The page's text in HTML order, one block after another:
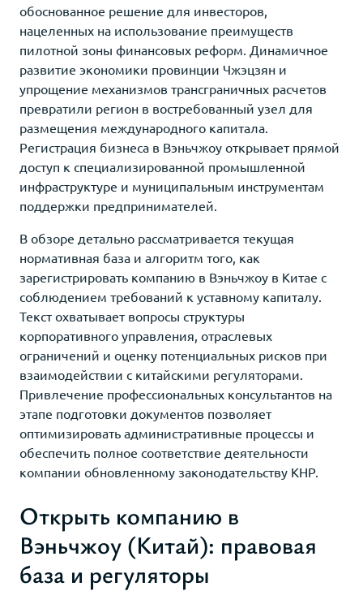
обоснованное решение для инвесторов,
нацеленных на использование преимуществ
пилотной зоны финансовых реформ. Динамичное
развитие экономики провинции Чжэцзян и
упрощение механизмов трансграничных расчетов
превратили регион в востребованный узел для
размещения международного капитала.
Регистрация бизнеса в Вэньчжоу открывает прямой
доступ к специализированной промышленной
инфраструктуре и муниципальным инструментам
поддержки предпринимателей.
В обзоре детально рассматривается текущая
нормативная база и алгоритм того, как
зарегистрировать компанию в Вэньчжоу в Китае с
соблюдением требований к уставному капиталу.
Текст охватывает вопросы структуры
корпоративного управления, отраслевых
ограничений и оценку потенциальных рисков при
взаимодействии с китайскими регуляторами.
Привлечение профессиональных консультантов на
этапе подготовки документов позволяет
оптимизировать административные процессы и
обеспечить полное соответствие деятельности
компании обновленному законодательству КНР.
Открыть компанию в
Вэньчжоу (Китай): правовая
база и регуляторы